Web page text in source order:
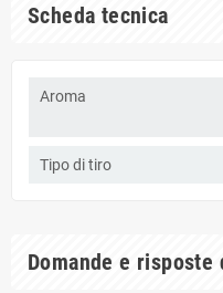
Scheda tecnica
Aroma
Tipo di tiro
Domande e